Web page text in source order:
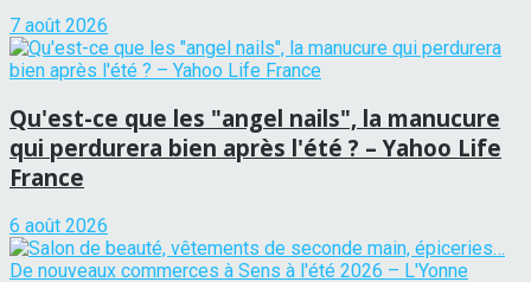
7 août 2026
Qu'est-ce que les "angel nails", la manucure
qui perdurera bien après l'été ? – Yahoo Life
France
6 août 2026